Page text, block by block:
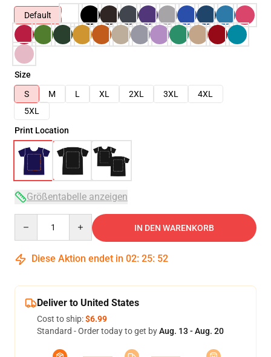
Default
Size
S
M L XL 2XL 3XL
4XL
5XL
Print Location
Größentabelle anzeigen
IN DEN WARENKORB
Diese Aktion endet in 02: 25: 52
Deliver to United States
Cost to ship:$6.99
Standard - Order today to get byAug. 13 - Aug. 20